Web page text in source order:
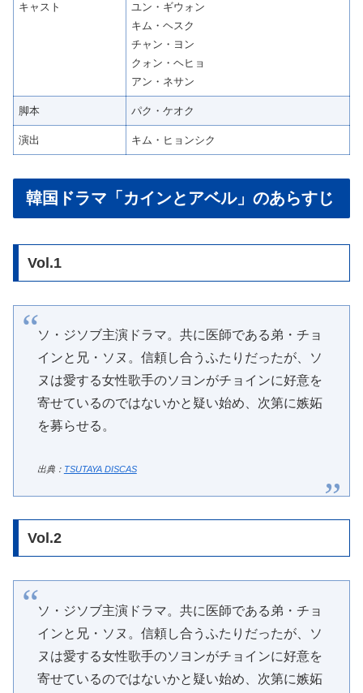
キャスト
ユン・ギウォン
キム・ヘスク
チャン・ヨン
クォン・ヘヒョ
アン・ネサン
脚本 パク・ケオク
演出 キム・ヒョンシク
韓国ドラマ「カインとアベル」のあらすじ
Vol.1
ソ・ジソブ主演ドラマ。共に医師である弟・チョ
インと兄・ソヌ。信頼し合うふたりだったが、ソ
ヌは愛する女性歌手のソヨンがチョインに好意を
寄せているのではないかと疑い始め、次第に嫉妬
を募らせる。
出典： TSUTAYA DISCAS
Vol.2
ソ・ジソブ主演ドラマ。共に医師である弟・チョ
インと兄・ソヌ。信頼し合うふたりだったが、ソ
ヌは愛する女性歌手のソヨンがチョインに好意を
寄せているのではないかと疑い始め、次第に嫉妬